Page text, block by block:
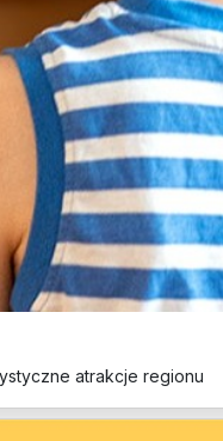
atrakcje regionu